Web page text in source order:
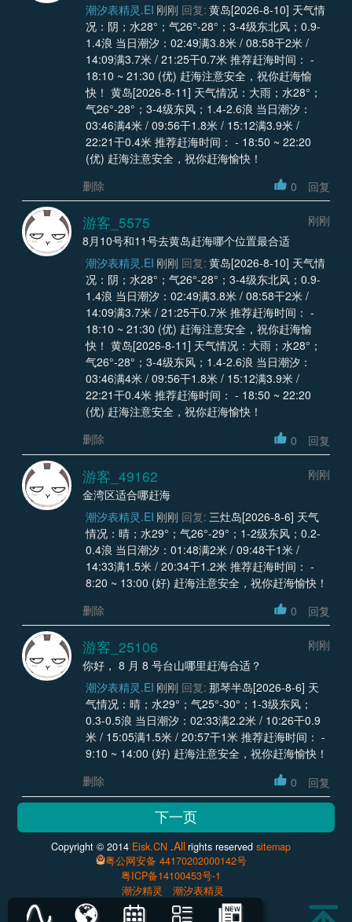
潮汐表精灵.EI 刚刚 回复: 黄岛[2026-8-10] 天气情
况：阴；水28°；气26°-28°；3-4级东北风；0.9-
1.4浪 当日潮汐：02:49满3.8米 / 08:58干2米 /
14:09满3.7米 / 21:25干0.7米 推荐赶海时间： -
18:10 ~ 21:30 (优) 赶海注意安全，祝你赶海愉
快！ 黄岛[2026-8-11] 天气情况：大雨；水28°；
气26°-28°；3-4级东风；1.4-2.6浪 当日潮汐：
03:46满4米 / 09:56干1.8米 / 15:12满3.9米 /
22:21干0.4米 推荐赶海时间： - 18:50 ~ 22:20
(优) 赶海注意安全，祝你赶海愉快！
删除
0 回复
游客_5575
刚刚
8月10号和11号去黄岛赶海哪个位置最合适
潮汐表精灵.EI 刚刚 回复: 黄岛[2026-8-10] 天气情
况：阴；水28°；气26°-28°；3-4级东北风；0.9-
1.4浪 当日潮汐：02:49满3.8米 / 08:58干2米 /
14:09满3.7米 / 21:25干0.7米 推荐赶海时间： -
18:10 ~ 21:30 (优) 赶海注意安全，祝你赶海愉
快！ 黄岛[2026-8-11] 天气情况：大雨；水28°；
气26°-28°；3-4级东风；1.4-2.6浪 当日潮汐：
03:46满4米 / 09:56干1.8米 / 15:12满3.9米 /
22:21干0.4米 推荐赶海时间： - 18:50 ~ 22:20
(优) 赶海注意安全，祝你赶海愉快！
删除
0 回复
游客_49162
刚刚
金湾区适合哪赶海
潮汐表精灵.EI 刚刚 回复: 三灶岛[2026-8-6] 天气
情况：晴；水29°；气26°-29°；1-2级东风；0.2-
0.4浪 当日潮汐：01:48满2米 / 09:48干1米 /
14:33满1.5米 / 20:34干1.2米 推荐赶海时间： -
8:20 ~ 13:00 (好) 赶海注意安全，祝你赶海愉快！
删除
0 回复
游客_25106
刚刚
你好， 8 月 8 号台山哪里赶海合适？
潮汐表精灵.EI 刚刚 回复: 那琴半岛[2026-8-6] 天
气情况：晴；水29°；气25°-30°；1-3级东风；
0.3-0.5浪 当日潮汐：02:33满2.2米 / 10:26干0.9
米 / 15:05满1.5米 / 20:57干1米 推荐赶海时间： -
9:10 ~ 14:00 (好) 赶海注意安全，祝你赶海愉快！
删除
0 回复
Copyright © 2014 Eisk.CN .Allrights reservedsitemap
粤公网安备 44170202000142号
粤ICP备14100453号-1
潮汐精灵
潮汐表精灵